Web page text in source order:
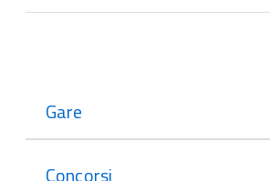
Gare
Concorsi